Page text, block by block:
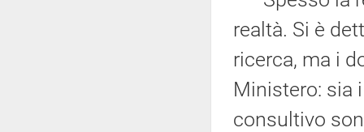
realtà. Si è
ricerca, ma i
Ministero: sia
consultivo